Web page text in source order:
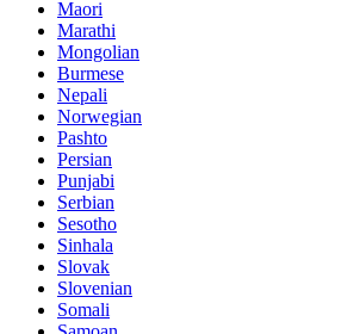
Maori
Marathi
Mongolian
Burmese
Nepali
Norwegian
Pashto
Persian
Punjabi
Serbian
Sesotho
Sinhala
Slovak
Slovenian
Somali